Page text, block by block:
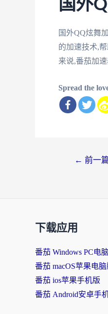
国外
国外QQ炫舞
的加速技术,
来说,番茄加
Spread the
← 前一
下载应用
番茄 Windows PC电
番茄 macOS苹果电脑
番茄 ios苹果手机版
番茄 Android安卓手